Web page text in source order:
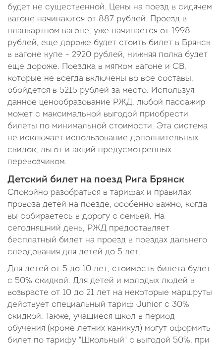
будет не существенной. Цены на поезд в сидячем
вагоне начинаются от 887 рублей. Проезд в
плацкартном вагоне, уже начинается от 1998
рублей, еще дороже будет стоить билет в Брянск
в вагоне купе - 2920 рублей, нижняя полка будет
еще дороже. Поездка в мягком вагоне и СВ,
которые не всегда включены во все составы,
обойдется в 5215 рублей за место. Используя
данное ценообразование РЖД, любой пассажир
может с максимальной выгодой приобрести
билеты по минимальной стоимости. Эта система
не исключает использование дополнительных
скидок, льгот и акций предусмотренных
перевозчиком.
Детский билет на поезд Рига Брянск
Спокойно разобраться в тарифах и правилах
провоза детей на поезде, особенно важно, когда
вы собираетесь в дорогу с семьей. На
сегодняшний день, РЖД предоставляет
бесплатный билет на проезд в поездах дальнего
слеодования для детей до 5 лет.
Для детей от 5 до 10 лет, стоимость билета будет
с 50% скидкой. Для детей и молодых людей в
возврасте от 10 до 21 лет на некоторые маршруты
действует специальный тариф Junior c 30%
скидкой. Также, учащиеся школ в период
обучения (кроме летних каникул) могут оформить
билет по тарифу "Школьный" с выгодой 50%, при